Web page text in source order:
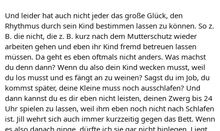
sophie um 21h eben noch nicht müde ist - gut, dann soll sie noch
eine stunde spielen und dann geht es erst ins bett, so habe ich
letztlich auch weniger stress. und wenn sie nachts aufwacht und
weint, habe ich weniger stress, wenn ich sie tröste, als wenn ich
nach der uhr gehe und sie schreien lasse. und noch dazu könnte ich
es nicht aushalten, ich hätte das gefühl mein kind zu quälen, denn
wenn es schreit kann es sich nicht wohlfühlen.
bei uns durfte sophie immer da einschlafen, wo sie wollte. das
waren auch mal phasen, wo sie nur mit körperkontakt einschlief,
dann wieder phasen, wo ich sie einfach hinlege und sie schläft. ich
sehe das nicht als verwöhnen an, sondern als eingehen auf ihre
bedürfnisse. und anscheinend hat es ihr soweit nicht geschadet,
dass sie trotz allem ja auch im bett einschläft, das hängt eben von
Und leider hat auch nicht jeder das große Glück, den
Rhythmus durch sein Kind bestimmen lassen zu können. So z.
B. die nicht, die z. B. kurz nach dem Mutterschutz wieder
arbeiten gehen und eben ihr Kind fremd betreuen lassen
müssen. Da geht es eben oftmals nicht anders. Was machst
du denn dann? Wenn du also dein Kind wecken musst, weil
du los musst und es fängt an zu weinen? Sagst du im Job, du
kommst später, deine Kleine muss noch ausschlafen? Und
dann kannst du es dir eben nicht leisten, deinen Zwerg bis 24
Uhr spielen zu lassen, weil ihm eben noch nicht nach Schlafen
ist. Jill wehrt sich auch immer kurzzeitig gegen das Bett. Wenn
es also danach ginge, dürfte ich sie gar nicht hinlegen. Liegt